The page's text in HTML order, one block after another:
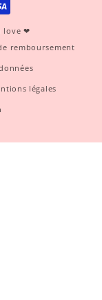
love ❤
remboursement
légales